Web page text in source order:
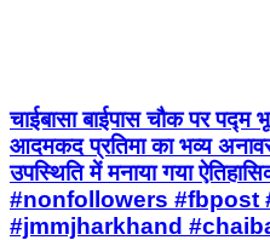
चाईबासा बाईपास चौक पर पद्म
आदमकद प्रतिमा का भव्य
उपस्थिति में मनाया गया
#nonfollowers #fbpost
#jmmjharkhand